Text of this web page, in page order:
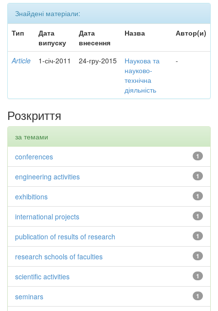
Знайдені матеріали:
Тип
Дата
випуску
Дата
внесення
Назва Автор(и)
Article 1-січ-2011 24-гру-2015
Наукова та
науково-
технічна
діяльність
-
Розкриття
за темами
1
conferences
1
engineering activities
1
exhibitions
1
international projects
1
publication of results of research
1
research schools of faculties
1
scientific activities
1
seminars